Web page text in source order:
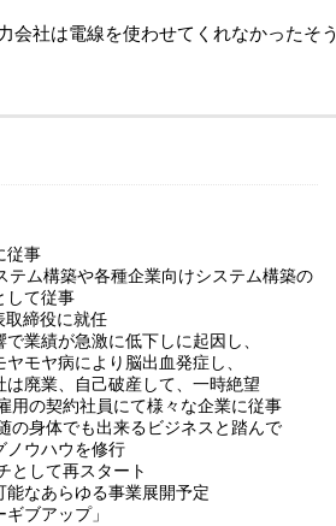
会社は電線を使わせてくれなかったそう
従事
テム構築や各種企業向けシステム構築の
して従事
取締役に就任
業績が急激に低下しに起因し、
モヤ病により脳出血発症し、
廃業、自己破産して、一時絶望
用の契約社員にて様々な企業に従事
の身体でも出来るビジネスと踏んで
ノウハウを修行
として再スタート
なあらゆる事業展開予定
ブアップ」